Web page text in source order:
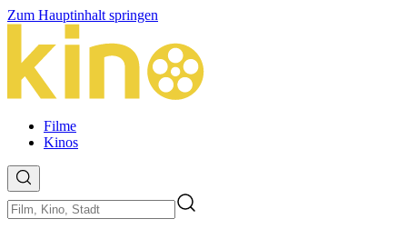
Zum Hauptinhalt springen
Filme
Kinos